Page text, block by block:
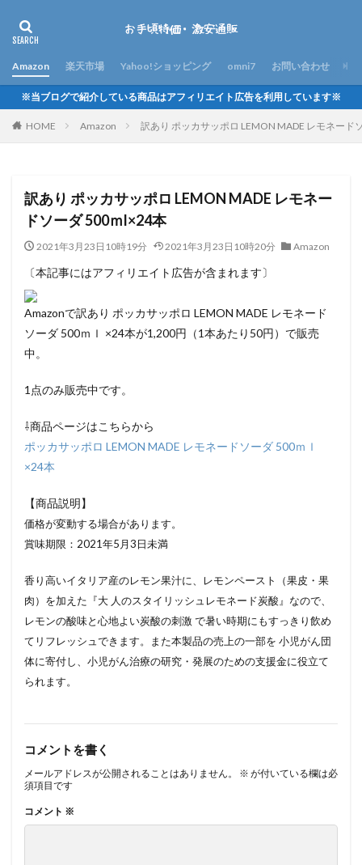
Amazon 楽天市場 Yahoo!ショッピング omni7 お問い合わせ
※当ブログで紹介している商品はアフィリエイト広告を利用しています※
HOME Amazon 訳あり ポッカサッポロ LEMON MADE レモネード
訳あり ポッカサッポロ LEMON MADE レモネー
ドソーダ 500ｍl×24本
2021年3月23日10時19分 2021年3月23日10時20分 Amazon
〔本記事にはアフィリエイト広告が含まれます〕
Amazonで訳あり ポッカサッポロ LEMON MADE レモネード
ソーダ 500ｍｌ ×24本が1,200円（1本あたり50円）で販売
中。
1点のみ販売中です。
⇩商品ページはこちらから
ポッカサッポロ LEMON MADE レモネードソーダ 500ｍｌ
×24本
【商品説明】
価格が変動する場合があります。
賞味期限：2021年5月3日未満
香り高いイタリア産のレモン果汁に、レモンペースト（果皮・果
肉）を加えた『大 人のスタイリッシュレモネード炭酸』なので、
レモンの酸味と心地よい炭酸の刺激 で暑い時期にもすっきり飲め
てリフレッシュできます。また本製品の売上の一部を 小児がん団
体に寄付し、小児がん治療の研究・発展のための支援金に役立て
られます。
コメントを書く
メールアドレスが公開されることはありません。 ※ が付いている欄は必
須項目です
コメント ※